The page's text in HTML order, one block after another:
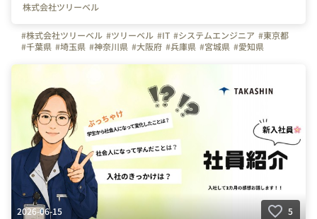
株式会社ツリーベル
#株式会社ツリーベル #ツリーベル #IT #システムエンジニア #東京都
#千葉県 #埼玉県 #神奈川県 #大阪府 #兵庫県 #宮城県 #愛知県
2026-06-15 5